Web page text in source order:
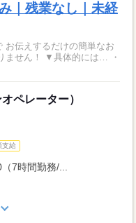
｜残業なし｜未経
お伝えするだけの簡単なお
的には… ・
ペレーター）
支給
7時間勤務/...